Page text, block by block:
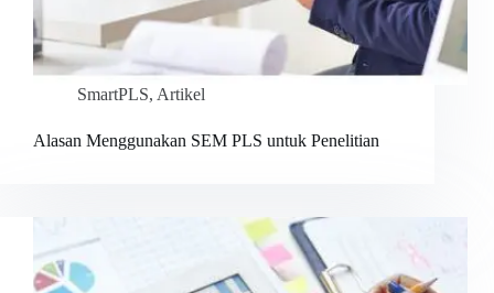
SmartPLS, Artikel
Alasan Menggunakan SEM PLS untuk Penelitian